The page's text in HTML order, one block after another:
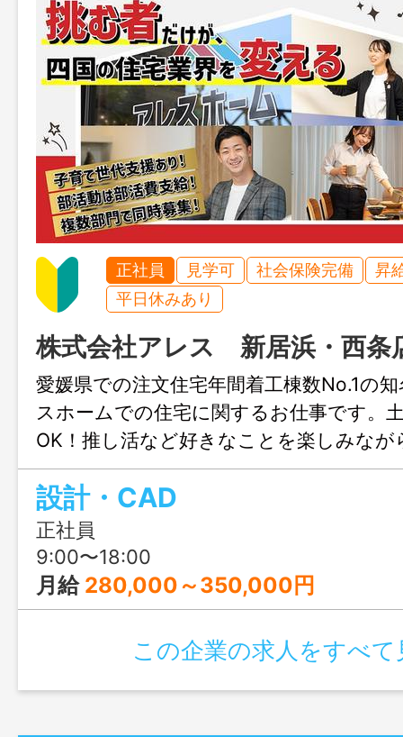
正社員 見学可 社会保険完備
昇
平日休みあり
株式会社アレス 新居浜・西条
愛媛県での注文住宅年間着工棟数No.1の
スホームでの住宅に関するお仕事です。
OK！推し活など好きなことを楽しみな
きます♪結婚や出産のタイミングでも安心
も充実！人生設計が変わっても安定して
リアチェンジしてみませんか？職場見学
ます！
設計・CAD
正社員
9:00〜18:00
月給 280,000～350,000円
この企業の求人をすべて